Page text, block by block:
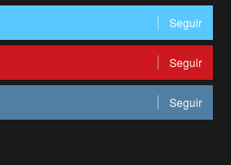
Seguir
Seguir
Seguir